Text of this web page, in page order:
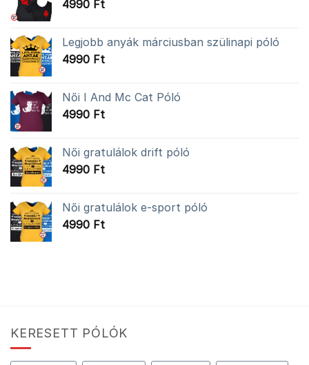
4990 Ft
Legjobb anyák márciusban szülinapi póló
4990 Ft
Női I And Mc Cat Póló
4990 Ft
Női gratulálok drift póló
4990 Ft
Női gratulálok e-sport póló
4990 Ft
KERESETT PÓLÓK